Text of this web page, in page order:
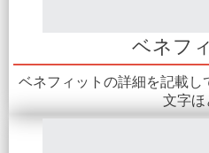
ベネフ
ベネフィットの詳細を記載
文字ほ